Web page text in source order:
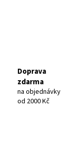
Doprava
zdarma
na objednávky
od 2000 Kč